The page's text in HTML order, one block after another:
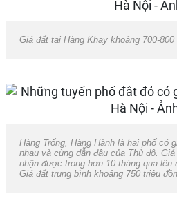
Giá đất tại Hàng Khay khoảng 700-800
Hàng Trống, Hàng Hành là hai phố có
nhau và cùng dẫn đầu của Thủ đô.
nhận được trong hơn 10 tháng qua lên
Giá đất trung bình khoảng 750 triệu